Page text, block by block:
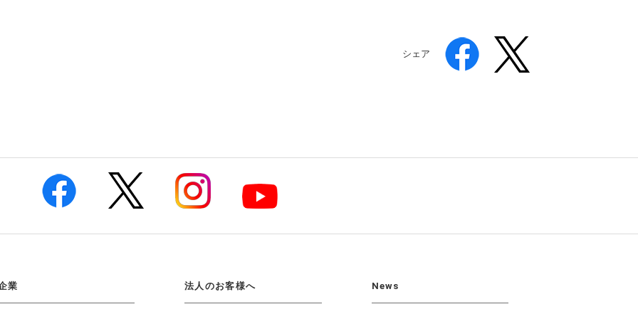
シェア
業 法人のお客様へ News